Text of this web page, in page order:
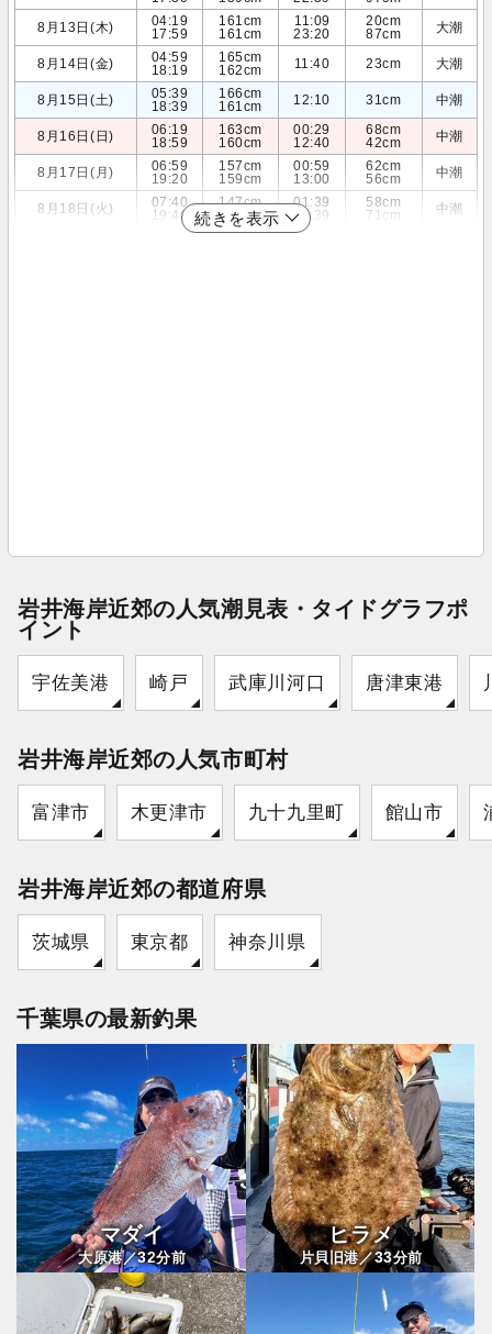
8月13日(木)
04:19
17:59
161cm
161cm
11:09
23:20
20cm
87cm
大潮
8月14日(金)
04:59
18:19
165cm
162cm
11:40 23cm 大潮
8月15日(土)
05:39
18:39
166cm
161cm
12:10 31cm 中潮
8月16日(日)
06:19
18:59
163cm
160cm
00:29
12:40
68cm
42cm
中潮
8月17日(月)
06:59
19:20
157cm
159cm
00:59
13:00
62cm
56cm
中潮
8月18日(火)
07:40
19:40
147cm
157cm
01:39
13:39
58cm
71cm
中潮
続きを表示
岩井海岸近郊の人気潮見表・タイドグラフポ
イント
宇佐美港 崎戸 武庫川河口 唐津東港
岩井海岸近郊の人気市町村
富津市 木更津市 九十九里町 館山市
岩井海岸近郊の都道府県
茨城県 東京都 神奈川県
千葉県の最新釣果
マダイ
大原港／32分前
ヒラメ
片貝旧港／33分前